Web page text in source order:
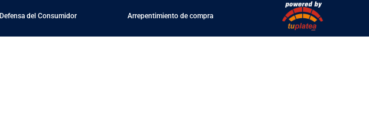
Defensa del Consumidor Arrepentimiento de compra